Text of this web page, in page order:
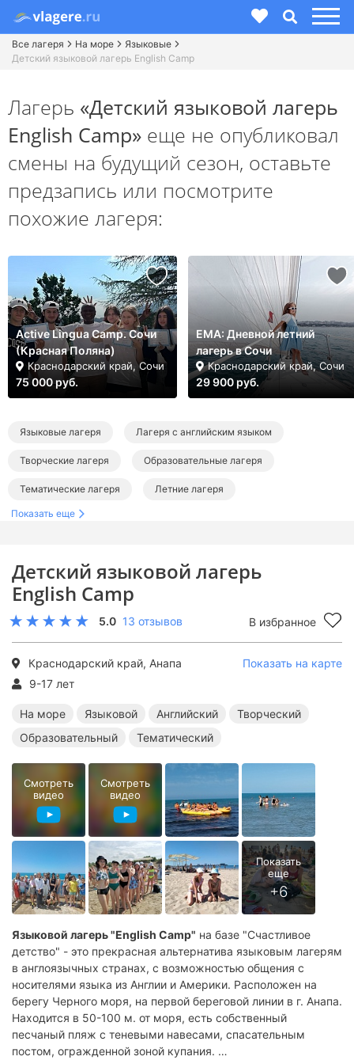
Все лагеря На море
Языковые
Детский языковой лагерь English Camp
Детский языковой лагерь
English Camp
5.0 13 отзывов В избранное
Краснодарский край, Анапа
Показать на карте
9-17 лет
На море Языковой Английский
Творческий
Образовательный
Тематический
Языковой лагерь "English Camp" на базе "Счастливое
детство" - это прекрасная альтернатива языковым лагерям
в англоязычных странах, с возможностью общения с
носителями языка из Англии и Америки. Расположен на
берегу Черного моря, на первой береговой линии в г. Анапа.
Находится в 50-100 м. от моря, есть собственный
песчаный пляж с теневыми навесами, спасательным
постом, огражденной зоной купания.
Смотреть
видео
Смотреть
видео
Лагерь «Детский языковой лагерь
English Camp» еще не опубликовал
смены на будущий сезон, оставьте
предзапись или посмотрите
похожие лагеря:
Active Lingua Camp. Сочи
(Красная Поляна)
Краснодарский край, Сочи
75 000 руб.
ЕМА: Дневной летний
лагерь в Сочи
Краснодарский край, Сочи
29 900 руб.
Языковые лагеря Лагеря с английским языком
Творческие лагеря Образовательные лагеря
Тематические лагеря Летние лагеря
Лагеря в Краснодарском крае
Языковые лагеря в Краснодарском крае
Английские лагеря в Краснодарском крае
Образовательные лагеря в Краснодарском крае
Тематические лагеря в Краснодарском крае
Языковые лагеря в Анапе Английские лагеря в Анапе
Творческие лагеря в Анапе
Тематические лагеря в Анапе Языковые лагеря на море
Творческие лагеря на море
Образовательные лагеря на море
Тематические лагеря на море
Летние лагеря в Краснодарском крае
Летние лагеря в Анапе Летние лагеря на море
Летние языковые лагеря Летние английские лагеря
Летние творческие лагеря Летние образовательные лагеря
Летние тематические лагеря
Показать еще